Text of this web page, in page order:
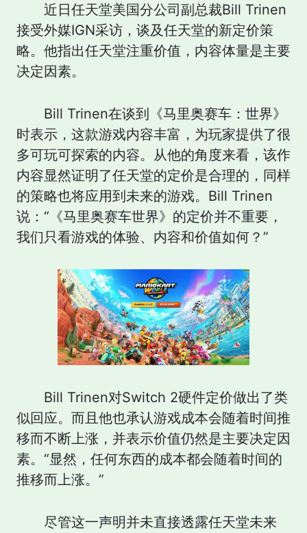
近日任天堂美国分公司副总裁Bill Trinen
接受外媒IGN采访，谈及任天堂的新定价策
略。他指出任天堂注重价值，内容体量是主要
决定因素。
Bill Trinen在谈到《马里奥赛车：世界》
时表示，这款游戏内容丰富，为玩家提供了很
多可玩可探索的内容。从他的角度来看，该作
内容显然证明了任天堂的定价是合理的，同样
的策略也将应用到未来的游戏。Bill Trinen
说：“《马里奥赛车世界》的定价并不重要，
我们只看游戏的体验、内容和价值如何？”
Bill Trinen对Switch 2硬件定价做出了类
似回应。而且他也承认游戏成本会随着时间推
移而不断上涨，并表示价值仍然是主要决定因
素。“显然，任何东西的成本都会随着时间的
推移而上涨。”
尽管这一声明并未直接透露任天堂未来